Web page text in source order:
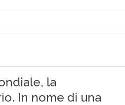
la
In nome di una